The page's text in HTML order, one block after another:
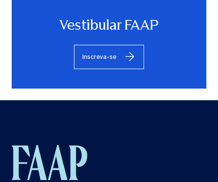
Vestibular FAAP
Inscreva-se